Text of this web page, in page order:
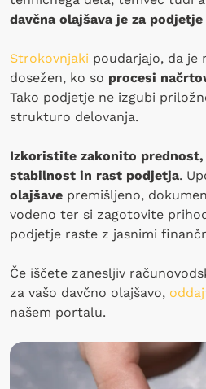
davčna olajšava je za
Strokovnjaki poudarjajo, da
dosežen, ko so procesi
Tako podjetje ne izgubi
strukturo delovanja.
Izkoristite zakonito
stabilnost in rast podjetja.
olajšave premišljeno,
vodeno ter si zagotovite
podjetje raste z jasnimi
Če iščete zanesljiv
za vašo davčno olajšavo,
našem portalu.